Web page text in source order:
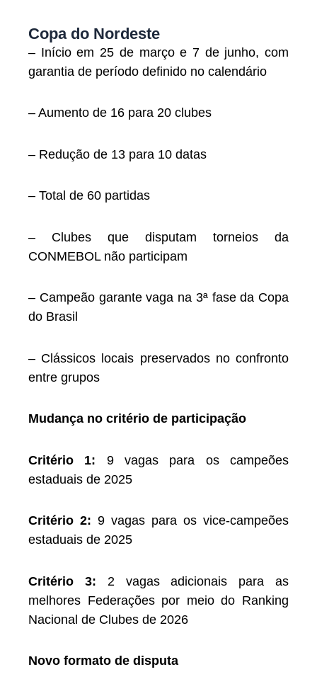
Copa do Nordeste
– Início em 25 de março e 7 de junho, com
garantia de período definido no calendário
– Aumento de 16 para 20 clubes
– Redução de 13 para 10 datas
– Total de 60 partidas
– Clubes que disputam torneios da
CONMEBOL não participam
– Campeão garante vaga na 3ª fase da Copa
do Brasil
– Clássicos locais preservados no confronto
entre grupos
Mudança no critério de participação
Critério 1: 9 vagas para os campeões
estaduais de 2025
Critério 2: 9 vagas para os vice-campeões
estaduais de 2025
Critério 3: 2 vagas adicionais para as
melhores Federações por meio do Ranking
Nacional de Clubes de 2026
Novo formato de disputa